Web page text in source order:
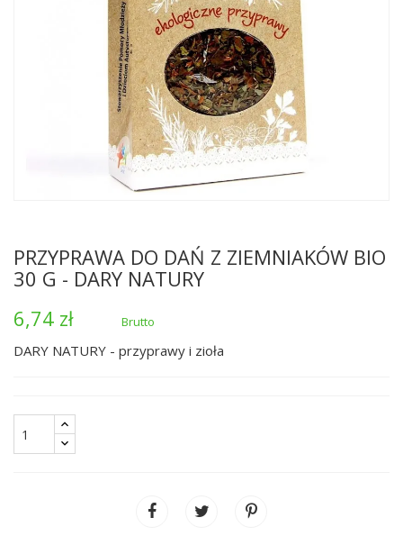
PRZYPRAWA DO DAŃ Z ZIEMNIAKÓW BIO
30 G - DARY NATURY
6,74 zł
Brutto
DARY NATURY - przyprawy i zioła